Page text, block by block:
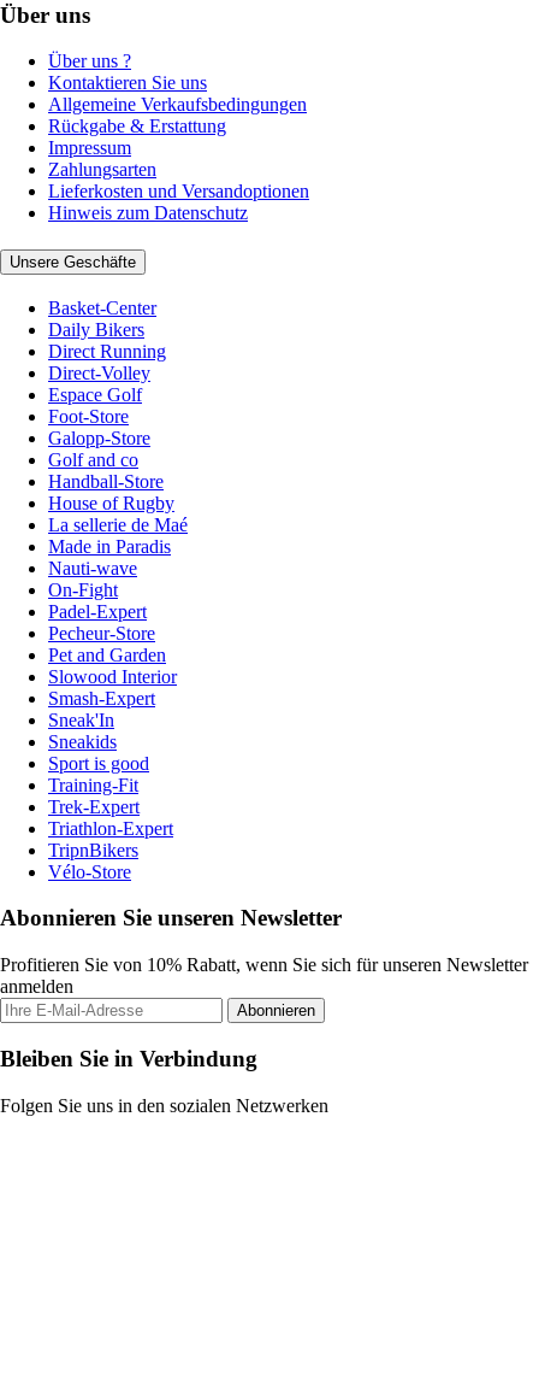
Über uns
Über uns ?
Kontaktieren Sie uns
Allgemeine Verkaufsbedingungen
Rückgabe & Erstattung
Impressum
Zahlungsarten
Lieferkosten und Versandoptionen
Hinweis zum Datenschutz
Unsere Geschäfte
Basket-Center
Daily Bikers
Direct Running
Direct-Volley
Espace Golf
Foot-Store
Galopp-Store
Golf and co
Handball-Store
House of Rugby
La sellerie de Maé
Made in Paradis
Nauti-wave
On-Fight
Padel-Expert
Pecheur-Store
Pet and Garden
Slowood Interior
Smash-Expert
Sneak'In
Sneakids
Sport is good
Training-Fit
Trek-Expert
Triathlon-Expert
TripnBikers
Vélo-Store
Abonnieren Sie unseren Newsletter
Profitieren Sie von 10% Rabatt, wenn Sie sich für unseren Newsletter
anmelden
Abonnieren
Bleiben Sie in Verbindung
Folgen Sie uns in den sozialen Netzwerken